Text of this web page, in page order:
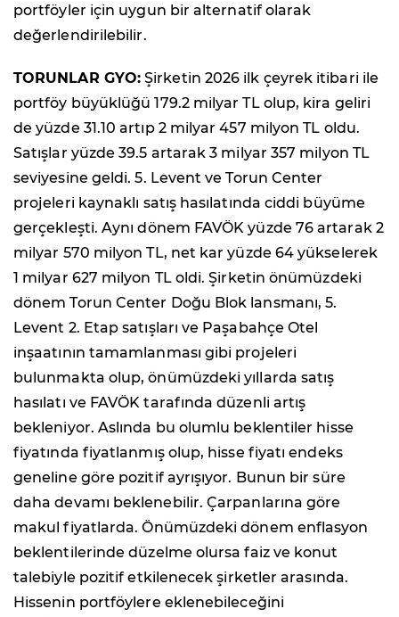
portföyler için uygun bir alternatif olarak
değerlendirilebilir.
TORUNLAR GYO: Şirketin 2026 ilk çeyrek itibari ile
portföy büyüklüğü 179.2 milyar TL olup, kira geliri
de yüzde 31.10 artıp 2 milyar 457 milyon TL oldu.
Satışlar yüzde 39.5 artarak 3 milyar 357 milyon TL
seviyesine geldi. 5. Levent ve Torun Center
projeleri kaynaklı satış hasılatında ciddi büyüme
gerçekleşti. Aynı dönem FAVÖK yüzde 76 artarak 2
milyar 570 milyon TL, net kar yüzde 64 yükselerek
1 milyar 627 milyon TL oldi. Şirketin önümüzdeki
dönem Torun Center Doğu Blok lansmanı, 5.
Levent 2. Etap satışları ve Paşabahçe Otel
inşaatının tamamlanması gibi projeleri
bulunmakta olup, önümüzdeki yıllarda satış
hasılatı ve FAVÖK tarafında düzenli artış
bekleniyor. Aslında bu olumlu beklentiler hisse
fiyatında fiyatlanmış olup, hisse fiyatı endeks
geneline göre pozitif ayrışıyor. Bunun bir süre
daha devamı beklenebilir. Çarpanlarına göre
makul fiyatlarda. Önümüzdeki dönem enflasyon
beklentilerinde düzelme olursa faiz ve konut
talebiyle pozitif etkilenecek şirketler arasında.
Hissenin portföylere eklenebileceğini